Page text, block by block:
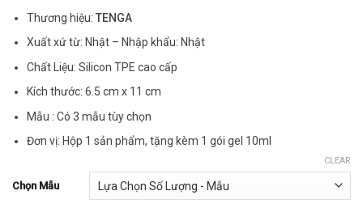
Thương hiệu: TENGA
Xuất xứ từ: Nhật – Nhập khẩu: Nhật
Chất Liệu: Silicon TPE cao cấp
Kích thước: 6.5 cm x 11 cm
Mẫu : Có 3 mẫu tùy chọn
Đơn vị: Hộp 1 sản phẩm, tặng kèm 1 gói gel 10ml
Chọn Mẫu
CLEAR